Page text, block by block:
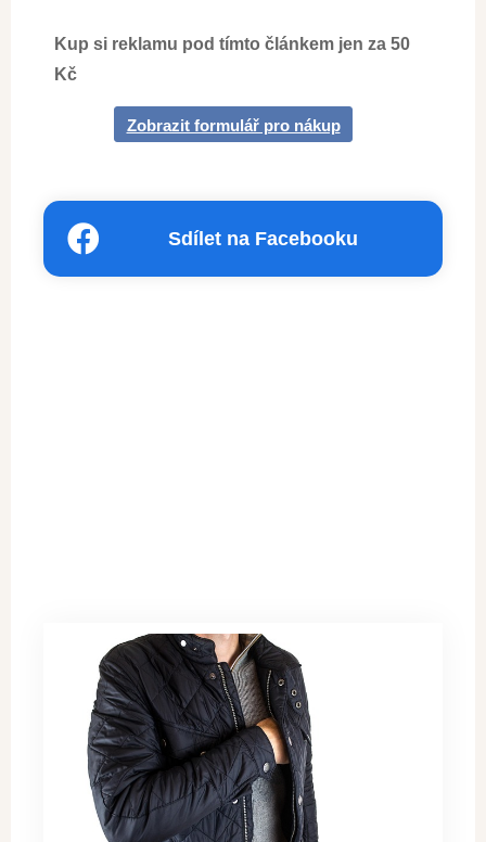
Kup si reklamu pod tímto článkem jen za 50
Kč
Zobrazit formulář pro nákup
Sdílet na Facebooku